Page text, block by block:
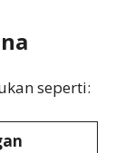
seperti: